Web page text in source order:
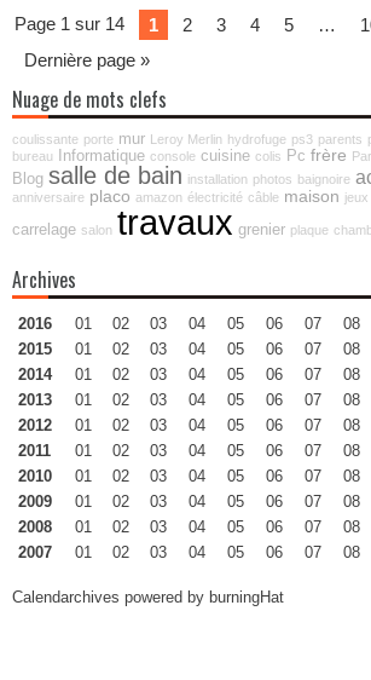
Page 1 sur 14 1 2 3 4 5 …
Dernière page »
Nuage de mots clefs
coulissante porte mur Leroy Merlin hydrofuge ps3 parents
bureau Informatique console cuisine colis Pc frère
Blog salle de bain installation photos baignoire
anniversaire placo amazon électricité câble maison jeux
carrelage salon travaux grenier plaque
Archives
2016 01 02 03 04 05 06 07 08
2015
01 02 03 04 05 06 07 08
2014
01 02 03 04 05 06 07 08
2013
01 02 03 04 05 06 07 08
2012
01 02 03 04 05 06 07 08
2011
01 02 03 04 05 06 07 08
2010
01 02 03 04 05 06 07 08
2009
01 02 03 04 05 06 07 08
2008
01 02 03 04 05 06 07 08
2007
01 02 03 04 05 06 07 08
Calendarchives powered by burningHat